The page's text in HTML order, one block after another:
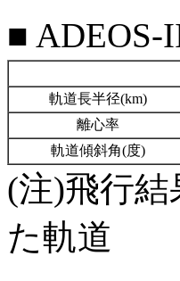
■ ADEOS-
軌道長半径(km)
離心率
軌道傾斜角(度)
(注)飛行
た軌道